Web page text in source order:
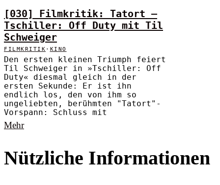
[030] Filmkritik: Tatort –
Tschiller: Off Duty mit Til
Schweiger
FILMKRITIK · KINO
Den ersten kleinen Triumph feiert
Til Schweiger in »Tschiller: Off
Duty« diesmal gleich in der
ersten Sekunde: Er ist ihn
endlich los, den von ihm so
ungeliebten, berühmten "Tatort"-
Vorspann: Schluss mit
Mehr
Nützliche Informationen